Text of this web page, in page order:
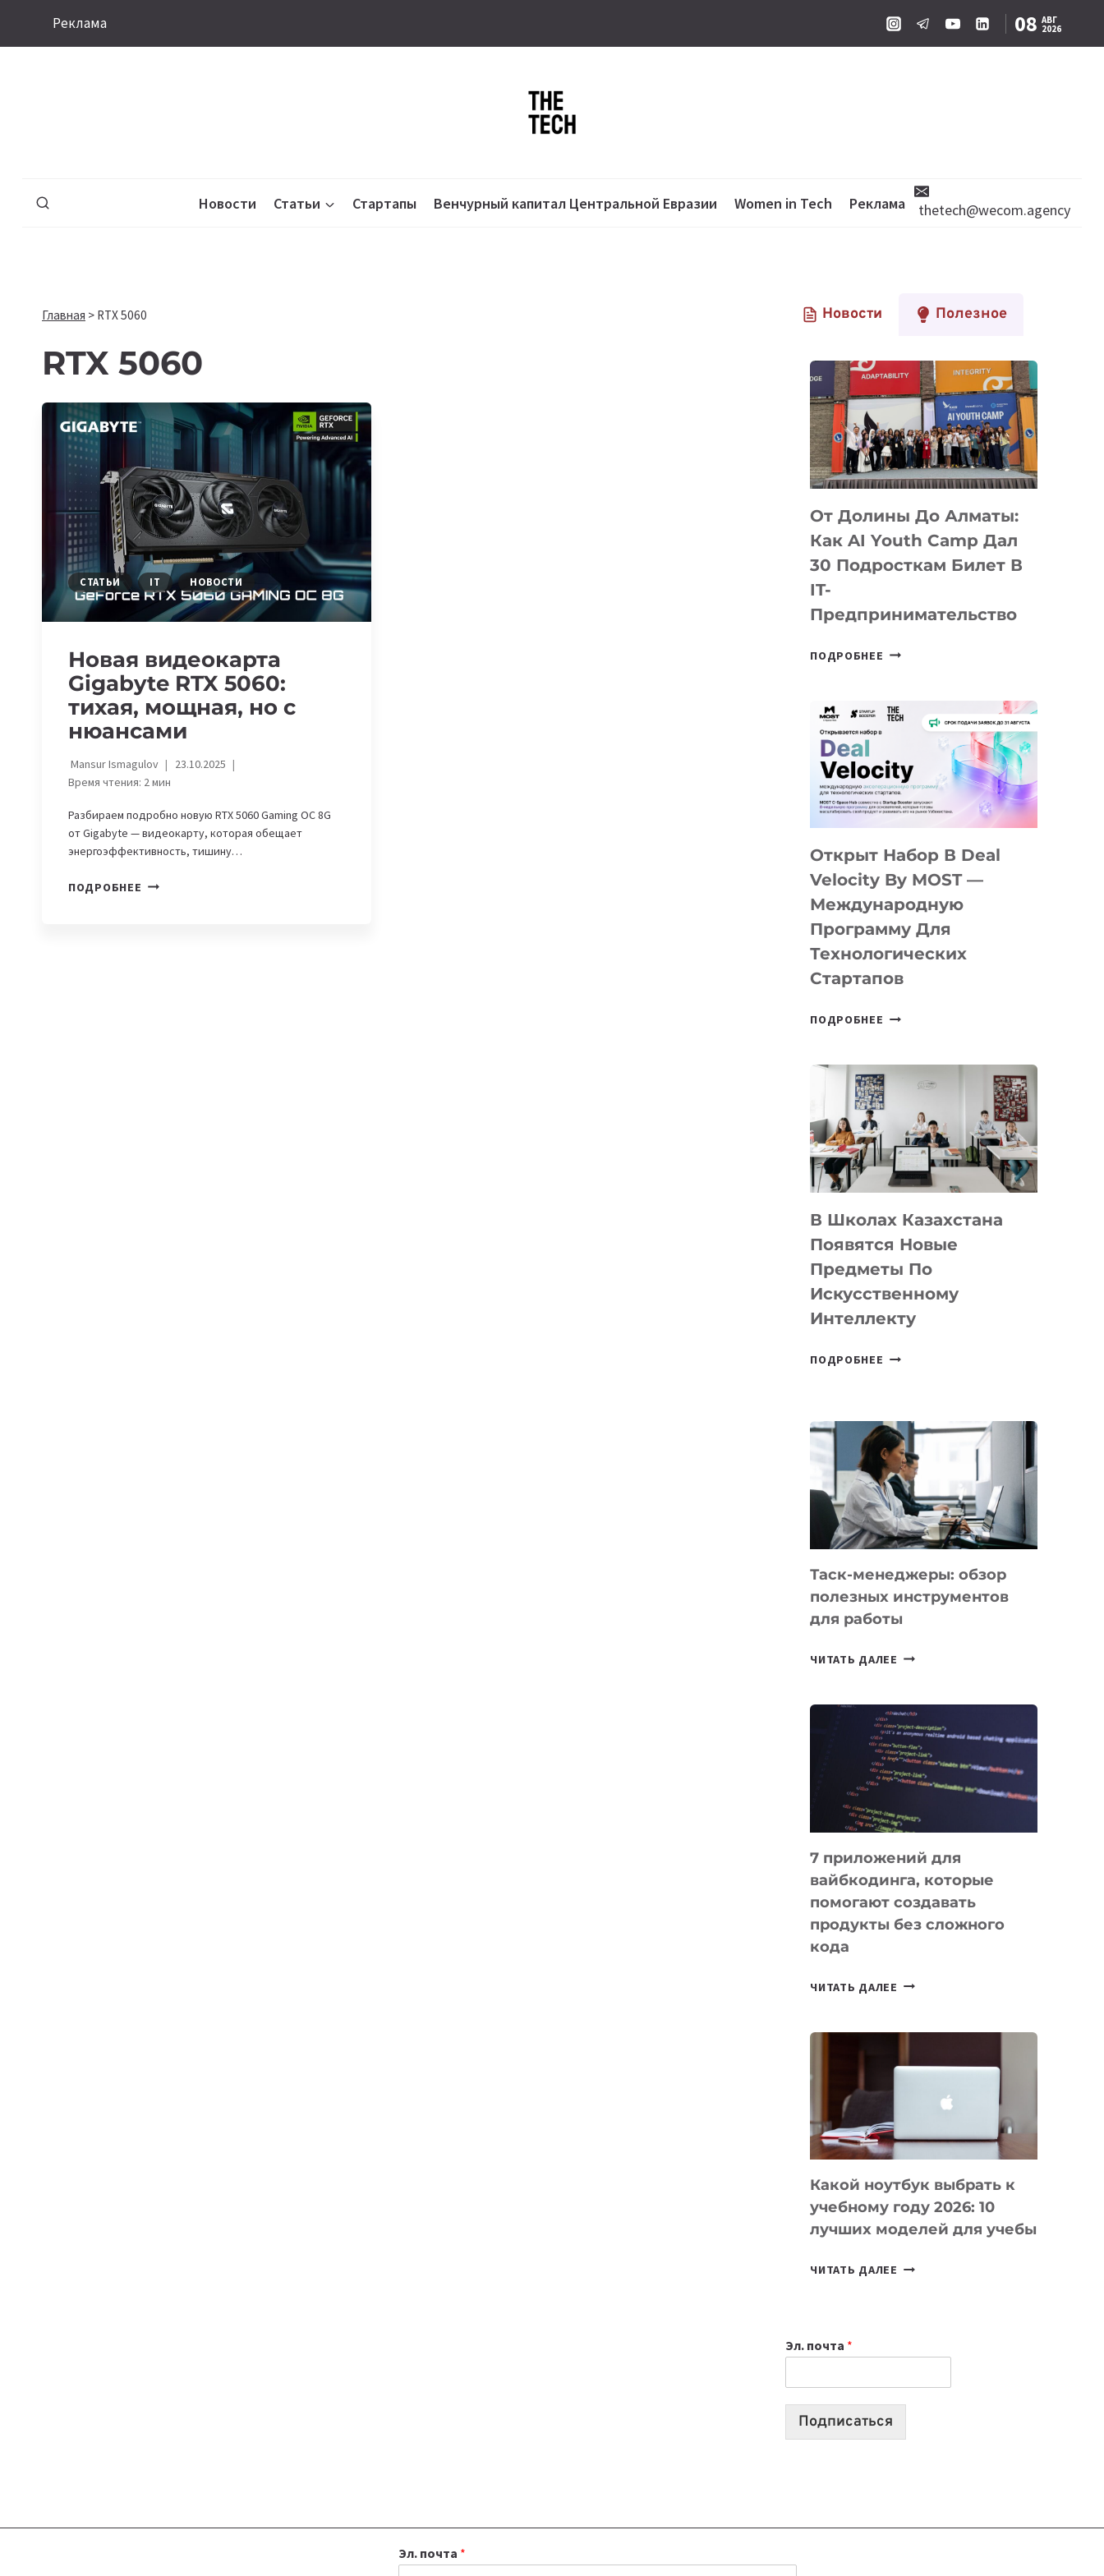
Реклама 08 АВГ
2026
Новости Статьи Стартапы Венчурный капитал Центральной Евразии Women in Tech Реклама thetech@wecom.agency
Главная > RTX 5060
RTX 5060
СТАТЬИ IT НОВОСТИ
Новая видеокарта
Gigabyte RTX 5060:
тихая, мощная, но с
нюансами
Mansur Ismagulov
23.10.2025
Время чтения: 2мин
Разбираем подробно новую RTX 5060 Gaming OC 8G
от Gigabyte — видеокарту, которая обещает
энергоэффективность, тишину…
ПОДРОБНЕЕ НОВАЯ
Новости Полезное
От Долины До Алматы:
Как AI Youth Camp Дал
30 Подросткам Билет В
IT-
Предпринимательство
ПОДРОБНЕЕ ОТ
АЛМАТЫ:
YOUTH
CAMP
ДАЛ
ПОДРОСТКАМ
БИЛЕТ
IT-
ПРЕДПРИНИМАТЕЛЬСТВО
Открыт Набор В Deal
Velocity By MOST —
Международную
Программу Для
Технологических
Стартапов
ПОДРОБНЕЕ ОТКРЫТ
DEAL
VELOCITY
MOST
—
МЕЖДУНАРОДНУЮ
ДЛЯ
ТЕХНОЛОГИЧЕСКИХ
СТАРТАПОВ
В Школах Казахстана
Появятся Новые
Предметы По
Искусственному
Интеллекту
ПОДРОБНЕЕ
НОВЫЕ
ПРЕДМЕТЫ
ПО
ИСКУССТВЕННОМУ
ИНТЕЛЛЕКТУ
Таск-менеджеры: обзор
полезных инструментов
для работы
ЧИТАТЬ ДАЛЕЕ ТАСК-
ПОЛЕЗНЫХ
ИНСТРУМЕНТОВ
ДЛЯ
РАБОТЫ
7 приложений для
вайбкодинга, которые
помогают создавать
продукты без сложного
кода
ЧИТАТЬ ДАЛЕЕ
КОТОРЫЕ
СОЗДАВАТЬ
БЕЗ
КОДА
Какой ноутбук выбрать к
учебному году 2026: 10
лучших моделей для учебы
ЧИТАТЬ ДАЛЕЕ КАКОЙ
2026:
10
Эл. почта *
Подписаться
Эл. почта *